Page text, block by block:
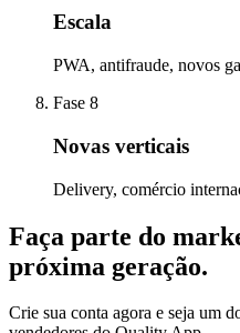
Escala
PWA, antifraude, novos
Fase 8
Novas verticais
Delivery, comércio
Faça parte do
próxima geração.
Crie sua conta agora e seja um